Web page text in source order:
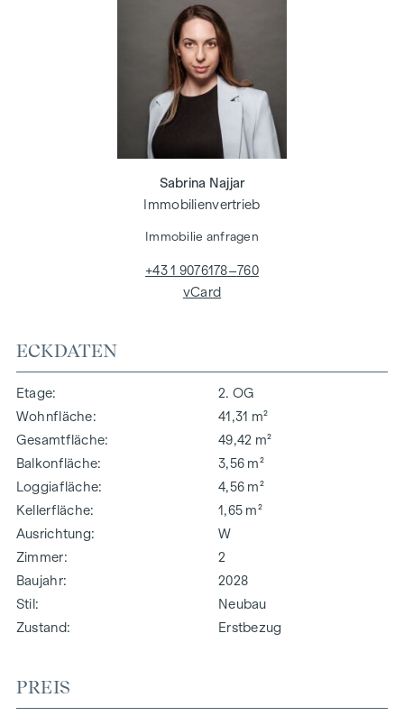
ECKDATEN
Etage
2. OG
Wohnfläche
41,31 m²
Gesamtfläche
49,42 m²
Balkonfläche
3,56 m²
Loggiafläche
4,56 m²
Kellerfläche
1,65 m²
Ausrichtung
W
Zimmer
2
Baujahr
2028
Stil
Neubau
Zustand
Erstbezug
PREIS
Sabrina Najjar
Immobilienvertrieb
Immobilie anfragen
+43 1 9076178–760
vCard